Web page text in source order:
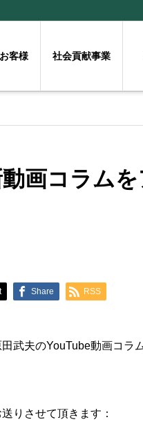
客様 社会貢献事業
画コラム
Share RSS
武夫のYouTube動画コラ
りさせて頂きます：